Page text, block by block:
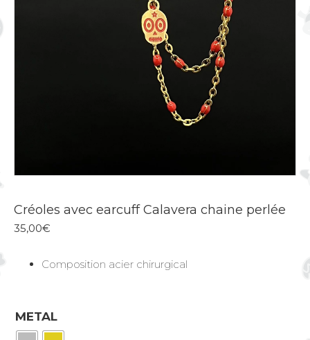
Créoles avec earcuff Calavera chaine perlée
35,00€
Composition acier chirurgical
METAL